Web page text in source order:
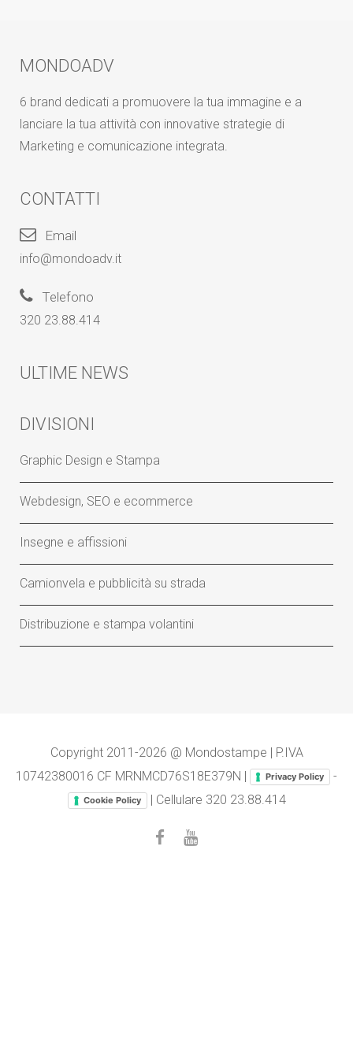
MONDOADV
6 brand dedicati a promuovere la tua immagine e a
lanciare la tua attività con innovative strategie di
Marketing e comunicazione integrata.
CONTATTI
Email
info@mondoadv.it
Telefono
320 23.88.414
ULTIME NEWS
DIVISIONI
Graphic Design e Stampa
Webdesign, SEO e ecommerce
Insegne e affissioni
Camionvela e pubblicità su strada
Distribuzione e stampa volantini
Copyright 2011-2026 @ Mondostampe | P.IVA
10742380016 CF MRNMCD76S18E379N |
Privacy Policy -
Cookie Policy | Cellulare 320 23.88.414